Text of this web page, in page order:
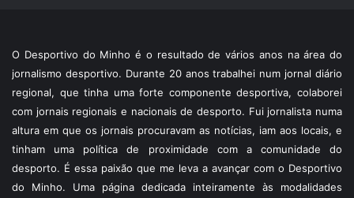
O Desportivo do Minho é o resultado de vários anos na área do
jornalismo desportivo. Durante 20 anos trabalhei num jornal diário
regional, que tinha uma forte componente desportiva, colaborei
com jornais regionais e nacionais de desporto. Fui jornalista numa
altura em que os jornais procuravam as notícias, iam aos locais, e
tinham uma política de proximidade com a comunidade do
desporto. É essa paixão que me leva a avançar com o Desportivo
do Minho. Uma página dedicada inteiramente às modalidades